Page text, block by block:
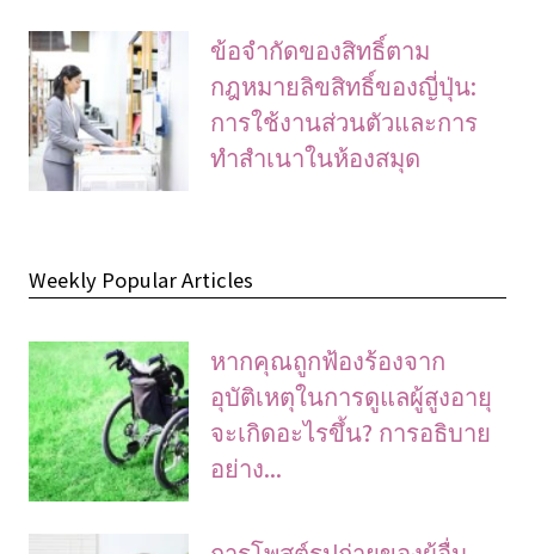
ข้อจํากัดของสิทธิ์ตาม
กฎหมายลิขสิทธิ์ของญี่ปุ่น:
การใช้งานส่วนตัวและการ
ทําสําเนาในห้องสมุด
Weekly Popular Articles
หากคุณถูกฟ้องร้องจาก
อุบัติเหตุในการดูแลผู้สูงอายุ
จะเกิดอะไรขึ้น? การอธิบาย
อย่าง...